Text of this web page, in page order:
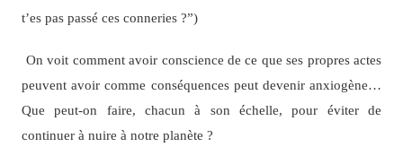
t’es pas passé ces conneries ?”)
On voit comment avoir conscience de ce que ses propres actes
peuvent avoir comme conséquences peut devenir anxiogène…
Que peut-on faire, chacun à son échelle, pour éviter de
continuer à nuire à notre planète ?